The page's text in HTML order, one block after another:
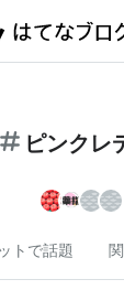
ピンクレ
トで話題